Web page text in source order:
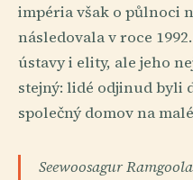
impéria však o půlnoci
následovala v roce
ústavy i elity, ale jeho
stejný: lidé odjinud byli
společný domov na
Seewoosagur